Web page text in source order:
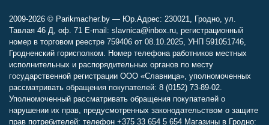
2009-2026 © Parikmacher.by — Юр.Адрес: 230021, Гродно, ул.
Тавлая 46 Д, оф. 71 E-mail: slavnica@inbox.ru, регистрационный
номер в торговом реестре 759406 от 08.10.2025, УНП 591051746,
Гродненский горисполком. Номер телефона работников местных
исполнительных и распорядительных органов по месту
государственной регистрации ООО «Славница», уполномоченных
рассматривать обращения покупателей: 8 (0152) 73-89-02.
Уполномоченный рассматривать обращения покупателей о
нарушении их прав, предусмотренных законодательством о защите
прав потребителей: телефон +375 33 654 5 654 Магазины в Гродно: